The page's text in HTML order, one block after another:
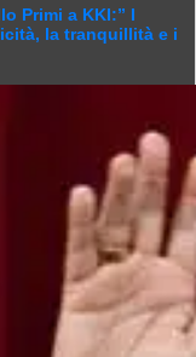
Primi a KKI:” I
la tranquillità e i